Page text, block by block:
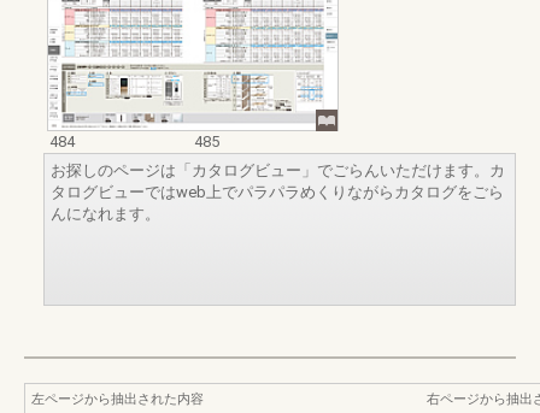
484
485
お探しのページは「カタログビュー」でごらんいただけます。カ
タログビューではweb上でパラパラめくりながらカタログをごら
んになれます。
左ページから抽出された内容
右ページから抽出